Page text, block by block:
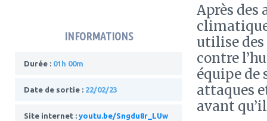
INFORMATIONS
Durée : 01h 00m
Date de sortie : 22/02/23
Site internet : youtu.be/Sngdu8r_LUw
Après des
utilise des
contre
équipe de
attaques
avant